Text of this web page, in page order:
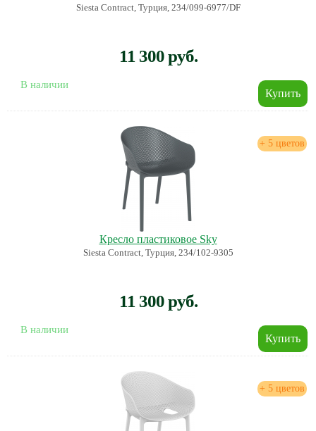
Siesta Contract, Турция, 234/099-6977/DF
11 300 руб.
В наличии
+ 5 цветов
Кресло пластиковое Sky
Siesta Contract, Турция, 234/102-9305
11 300 руб.
В наличии
+ 5 цветов